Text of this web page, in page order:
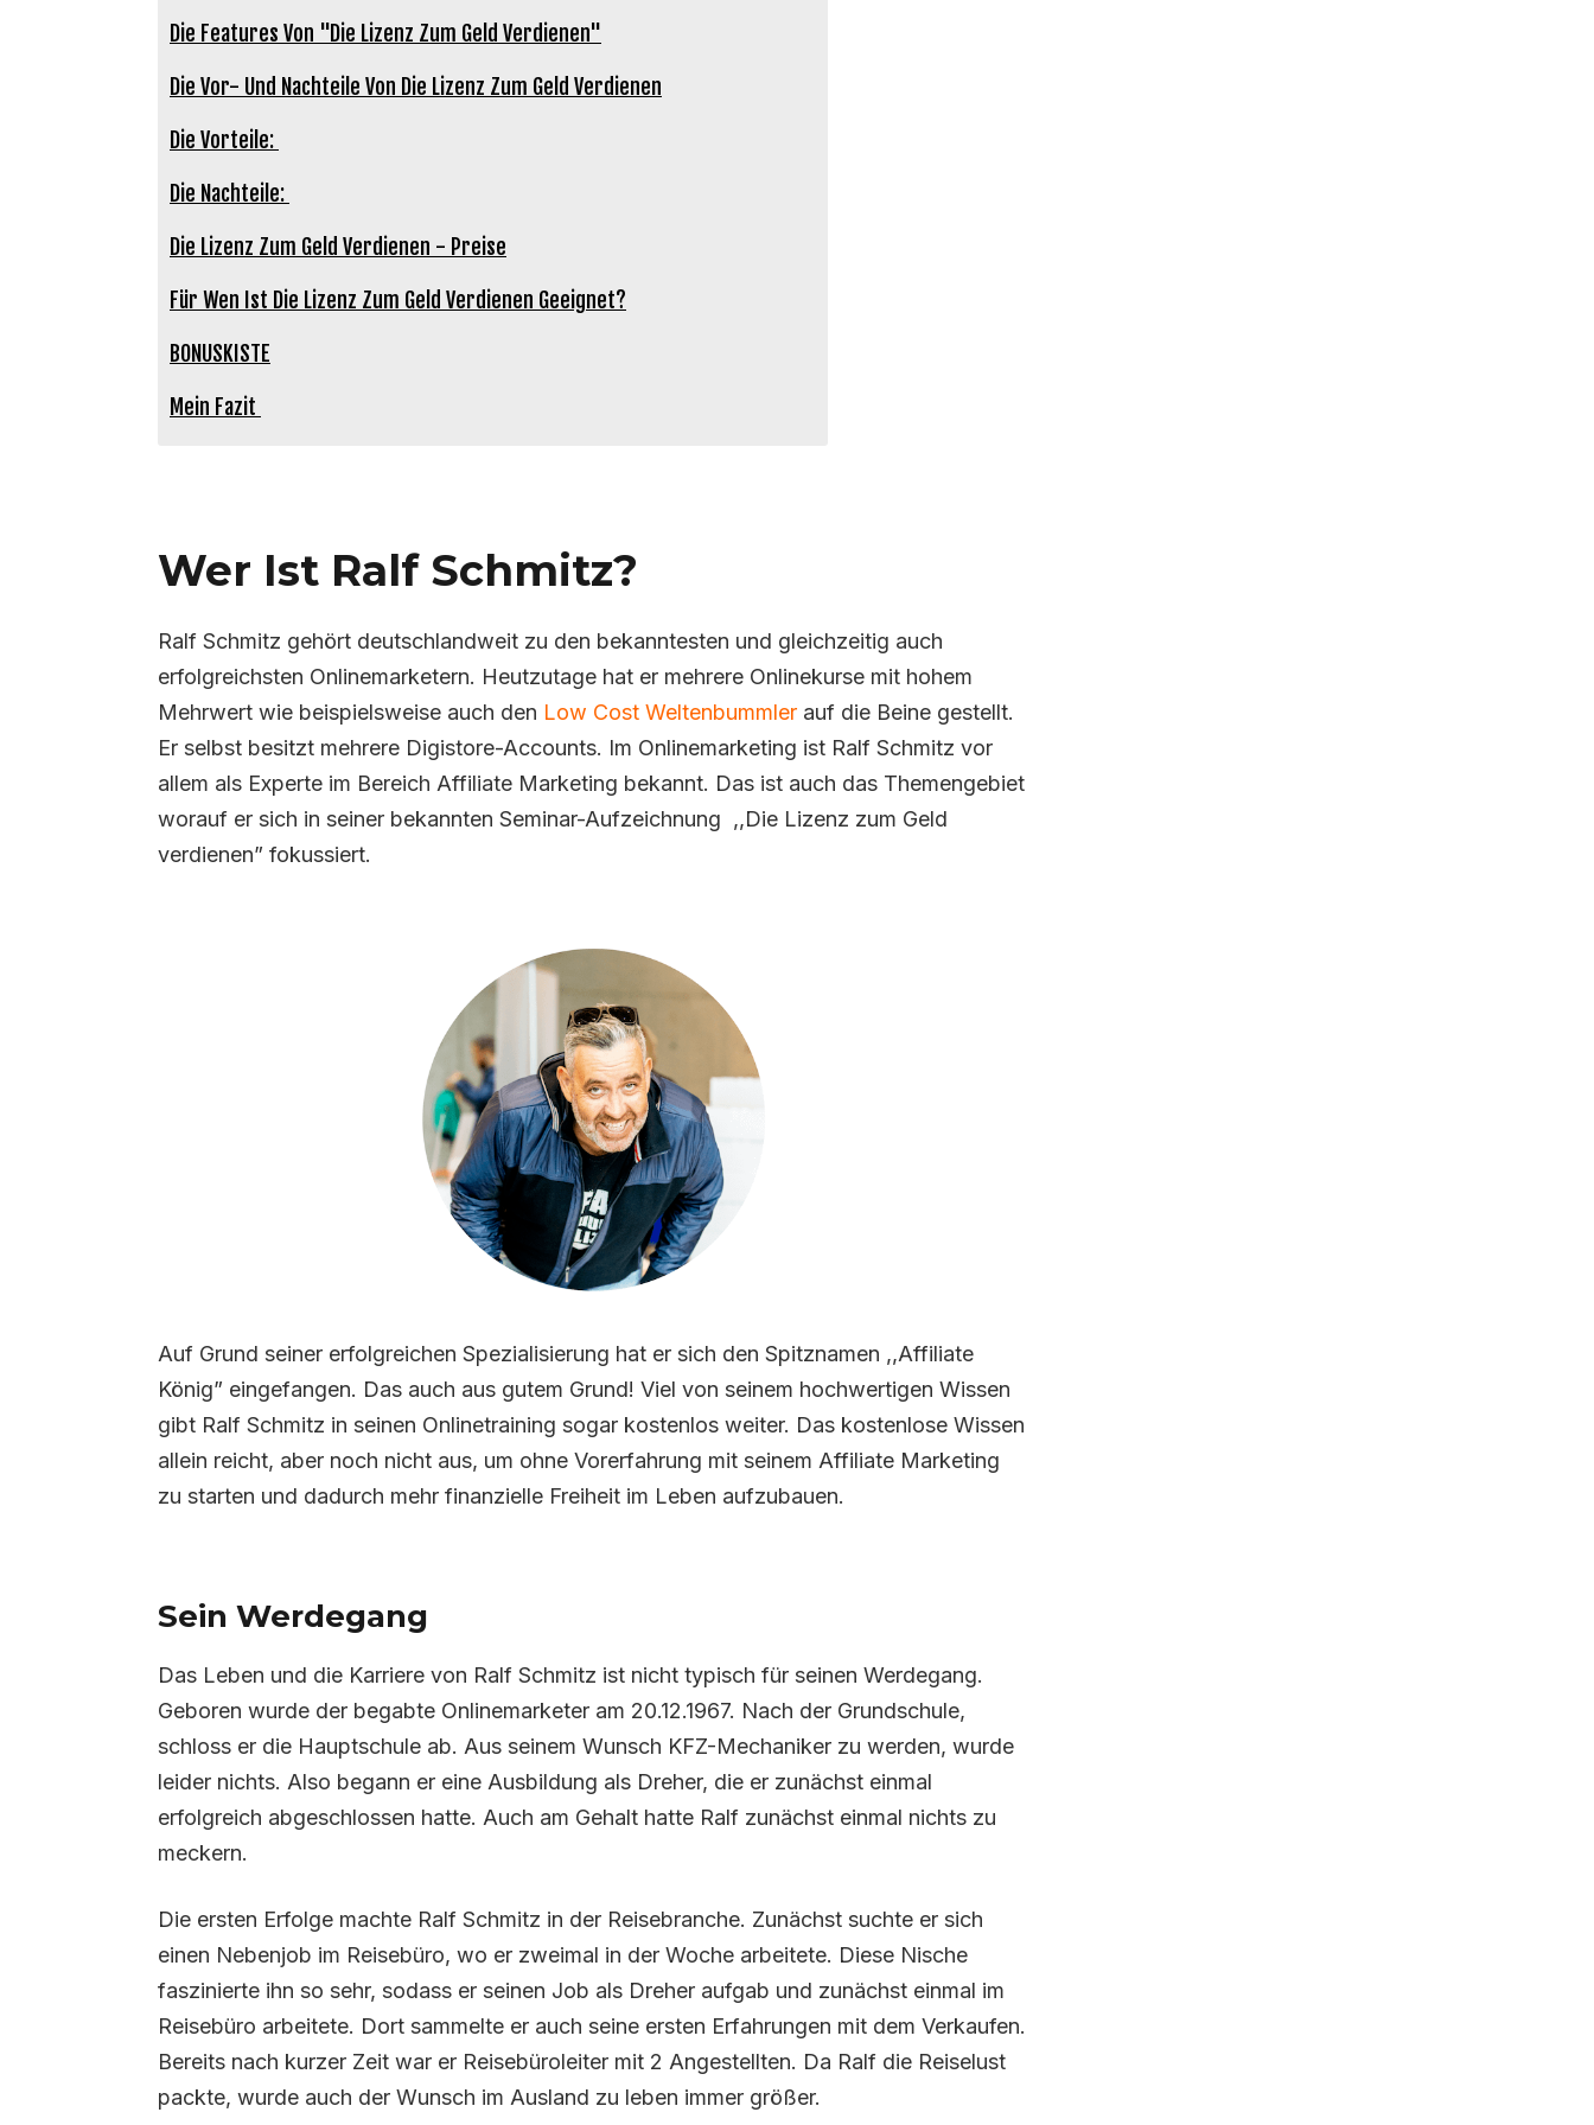
Die Features Von "Die Lizenz Zum Geld Verdienen"
Die Vor- Und Nachteile Von Die Lizenz Zum Geld Verdienen
Die Vorteile:
Die Nachteile:
Die Lizenz Zum Geld Verdienen - Preise
Für Wen Ist Die Lizenz Zum Geld Verdienen Geeignet?
BONUSKISTE
Mein Fazit
Wer Ist Ralf Schmitz?
Ralf Schmitz gehört deutschlandweit zu den bekanntesten und gleichzeitig auch
erfolgreichsten Onlinemarketern. Heutzutage hat er mehrere Onlinekurse mit hohem
Mehrwert wie beispielsweise auch den Low Cost Weltenbummler auf die Beine gestellt.
Er selbst besitzt mehrere Digistore-Accounts. Im Onlinemarketing ist Ralf Schmitz vor
allem als Experte im Bereich Affiliate Marketing bekannt. Das ist auch das Themengebiet
worauf er sich in seiner bekannten Seminar-Aufzeichnung ,,Die Lizenz zum Geld
verdienen” fokussiert.
Auf Grund seiner erfolgreichen Spezialisierung hat er sich den Spitznamen ,,Affiliate
König” eingefangen. Das auch aus gutem Grund! Viel von seinem hochwertigen Wissen
gibt Ralf Schmitz in seinen Onlinetraining sogar kostenlos weiter. Das kostenlose Wissen
allein reicht, aber noch nicht aus, um ohne Vorerfahrung mit seinem Affiliate Marketing
zu starten und dadurch mehr finanzielle Freiheit im Leben aufzubauen.
Sein Werdegang
Das Leben und die Karriere von Ralf Schmitz ist nicht typisch für seinen Werdegang.
Geboren wurde der begabte Onlinemarketer am 20.12.1967. Nach der Grundschule,
schloss er die Hauptschule ab. Aus seinem Wunsch KFZ-Mechaniker zu werden, wurde
leider nichts. Also begann er eine Ausbildung als Dreher, die er zunächst einmal
erfolgreich abgeschlossen hatte. Auch am Gehalt hatte Ralf zunächst einmal nichts zu
meckern.
Die ersten Erfolge machte Ralf Schmitz in der Reisebranche. Zunächst suchte er sich
einen Nebenjob im Reisebüro, wo er zweimal in der Woche arbeitete. Diese Nische
faszinierte ihn so sehr, sodass er seinen Job als Dreher aufgab und zunächst einmal im
Reisebüro arbeitete. Dort sammelte er auch seine ersten Erfahrungen mit dem Verkaufen.
Bereits nach kurzer Zeit war er Reisebüroleiter mit 2 Angestellten. Da Ralf die Reiselust
packte, wurde auch der Wunsch im Ausland zu leben immer größer.